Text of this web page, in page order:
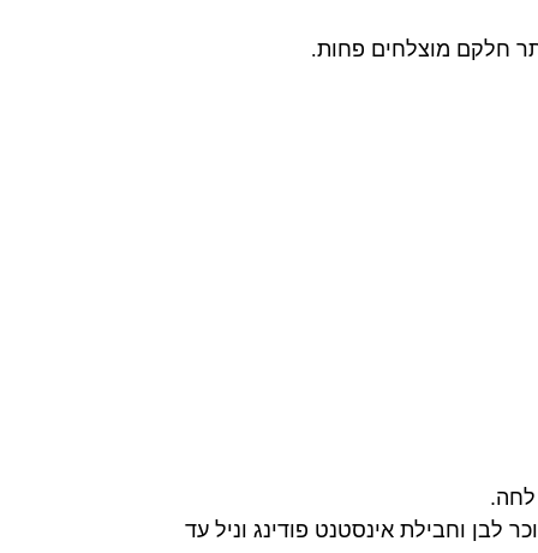
חלקם מוצלחים פחות.
לחה.
קרם וניל פשוט, מקציפים 500 מ"ל שמנת מתוקה ביחד עם 3 כפות סוכר לבן וחבילת אינסטנט פודינג וניל עד